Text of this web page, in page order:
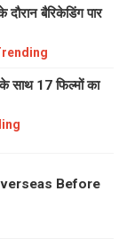
बैरिकेडिंग पार
साथ 17 फिल्मों का
Before